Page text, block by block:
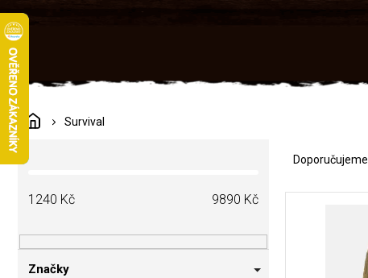
DomůSurvival
P
o
a
n
1240 Kč 9890 Kč
Značky
e
Doporučujeme